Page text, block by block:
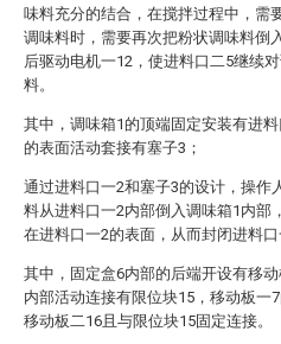
味料充分的结合，在搅拌过程中，需
调味料时，需要再次把粉状调味料倒
后驱动电机一12，使进料口二5继续
料。
其中，调味箱1的顶端固定安装有进
的表面活动套接有塞子3；
通过进料口一2和塞子3的设计，操作
料从进料口一2内部倒入调味箱1内部
在进料口一2的表面，从而封闭进料口
其中，固定盒6内部的后端开设有移
内部活动连接有限位块15，移动板一
移动板二16且与限位块15固定连接。